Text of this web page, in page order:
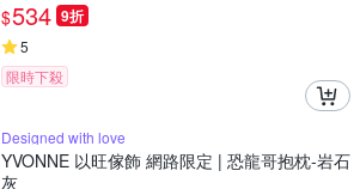
$534 9折
5
限時下殺
Designed with love
YVONNE 以旺傢飾 網路限定 | 恐龍哥抱枕-岩石
灰